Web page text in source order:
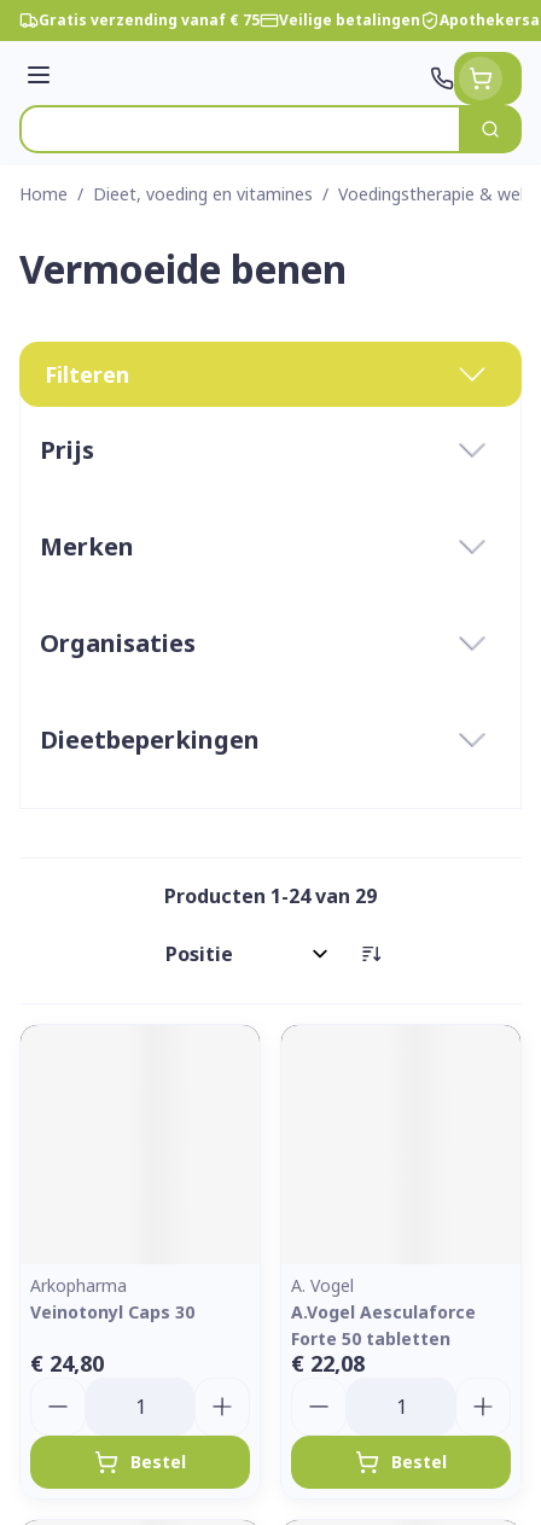
Ga naar de inhoud
Gratis verzending vanaf € 75 Veilige betalingen
Menu
Product, merk, categorie...
Zoek
Home / Dieet, voeding en vitamines / Voedingstherapie &
Vermoeide benen
Filteren
Prijs
Merken
Organisaties
Dieetbeperkingen
Producten 1-24van 29
Sorteer op:
Arkopharma
Veinotonyl Caps 30
€ 24,80
Bestel
A. Vogel
A.Vogel Aesculaforce
Forte 50 tabletten
€ 22,08
Bestel